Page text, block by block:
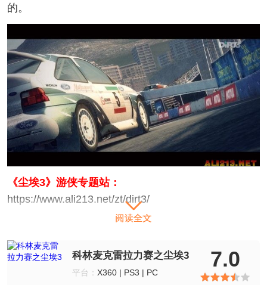
的。
《尘埃3》游侠专题站：
https://www.ali213.net/zt/dirt3/
科林麦克雷拉力赛之尘埃3
平台： X360 | PS3 | PC
7.0